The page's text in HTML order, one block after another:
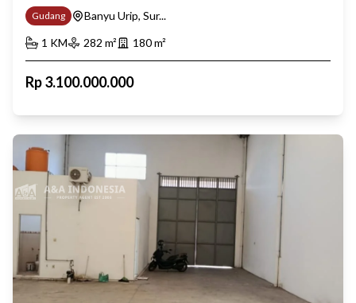
Gudang
Banyu Urip, Sur...
1 KM 282 m² 180m²
Rp3.100.000.000